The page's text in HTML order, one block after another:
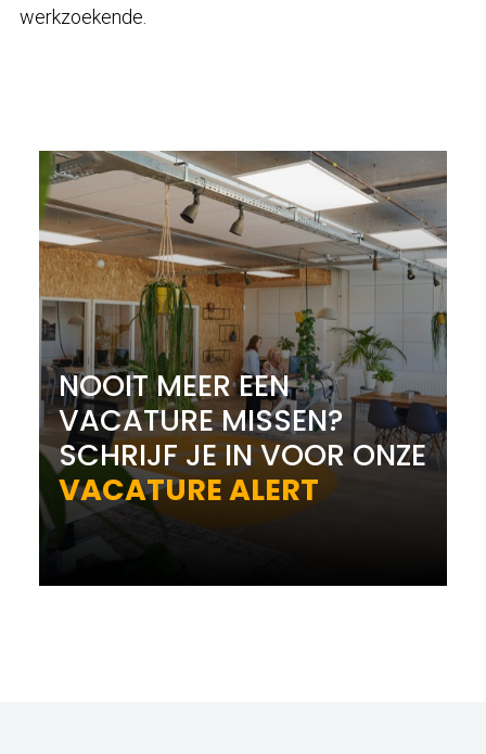
werkzoekende.
NOOIT MEER EEN
VACATURE MISSEN?
SCHRIJF JE IN VOOR ONZE
VACATURE ALERT